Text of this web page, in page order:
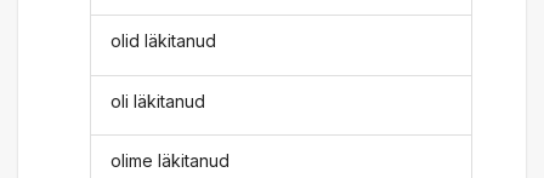
olid läkitanud
oli läkitanud
olime läkitanud